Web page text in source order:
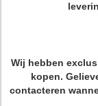
Wij hebben
kopen.
contacteren